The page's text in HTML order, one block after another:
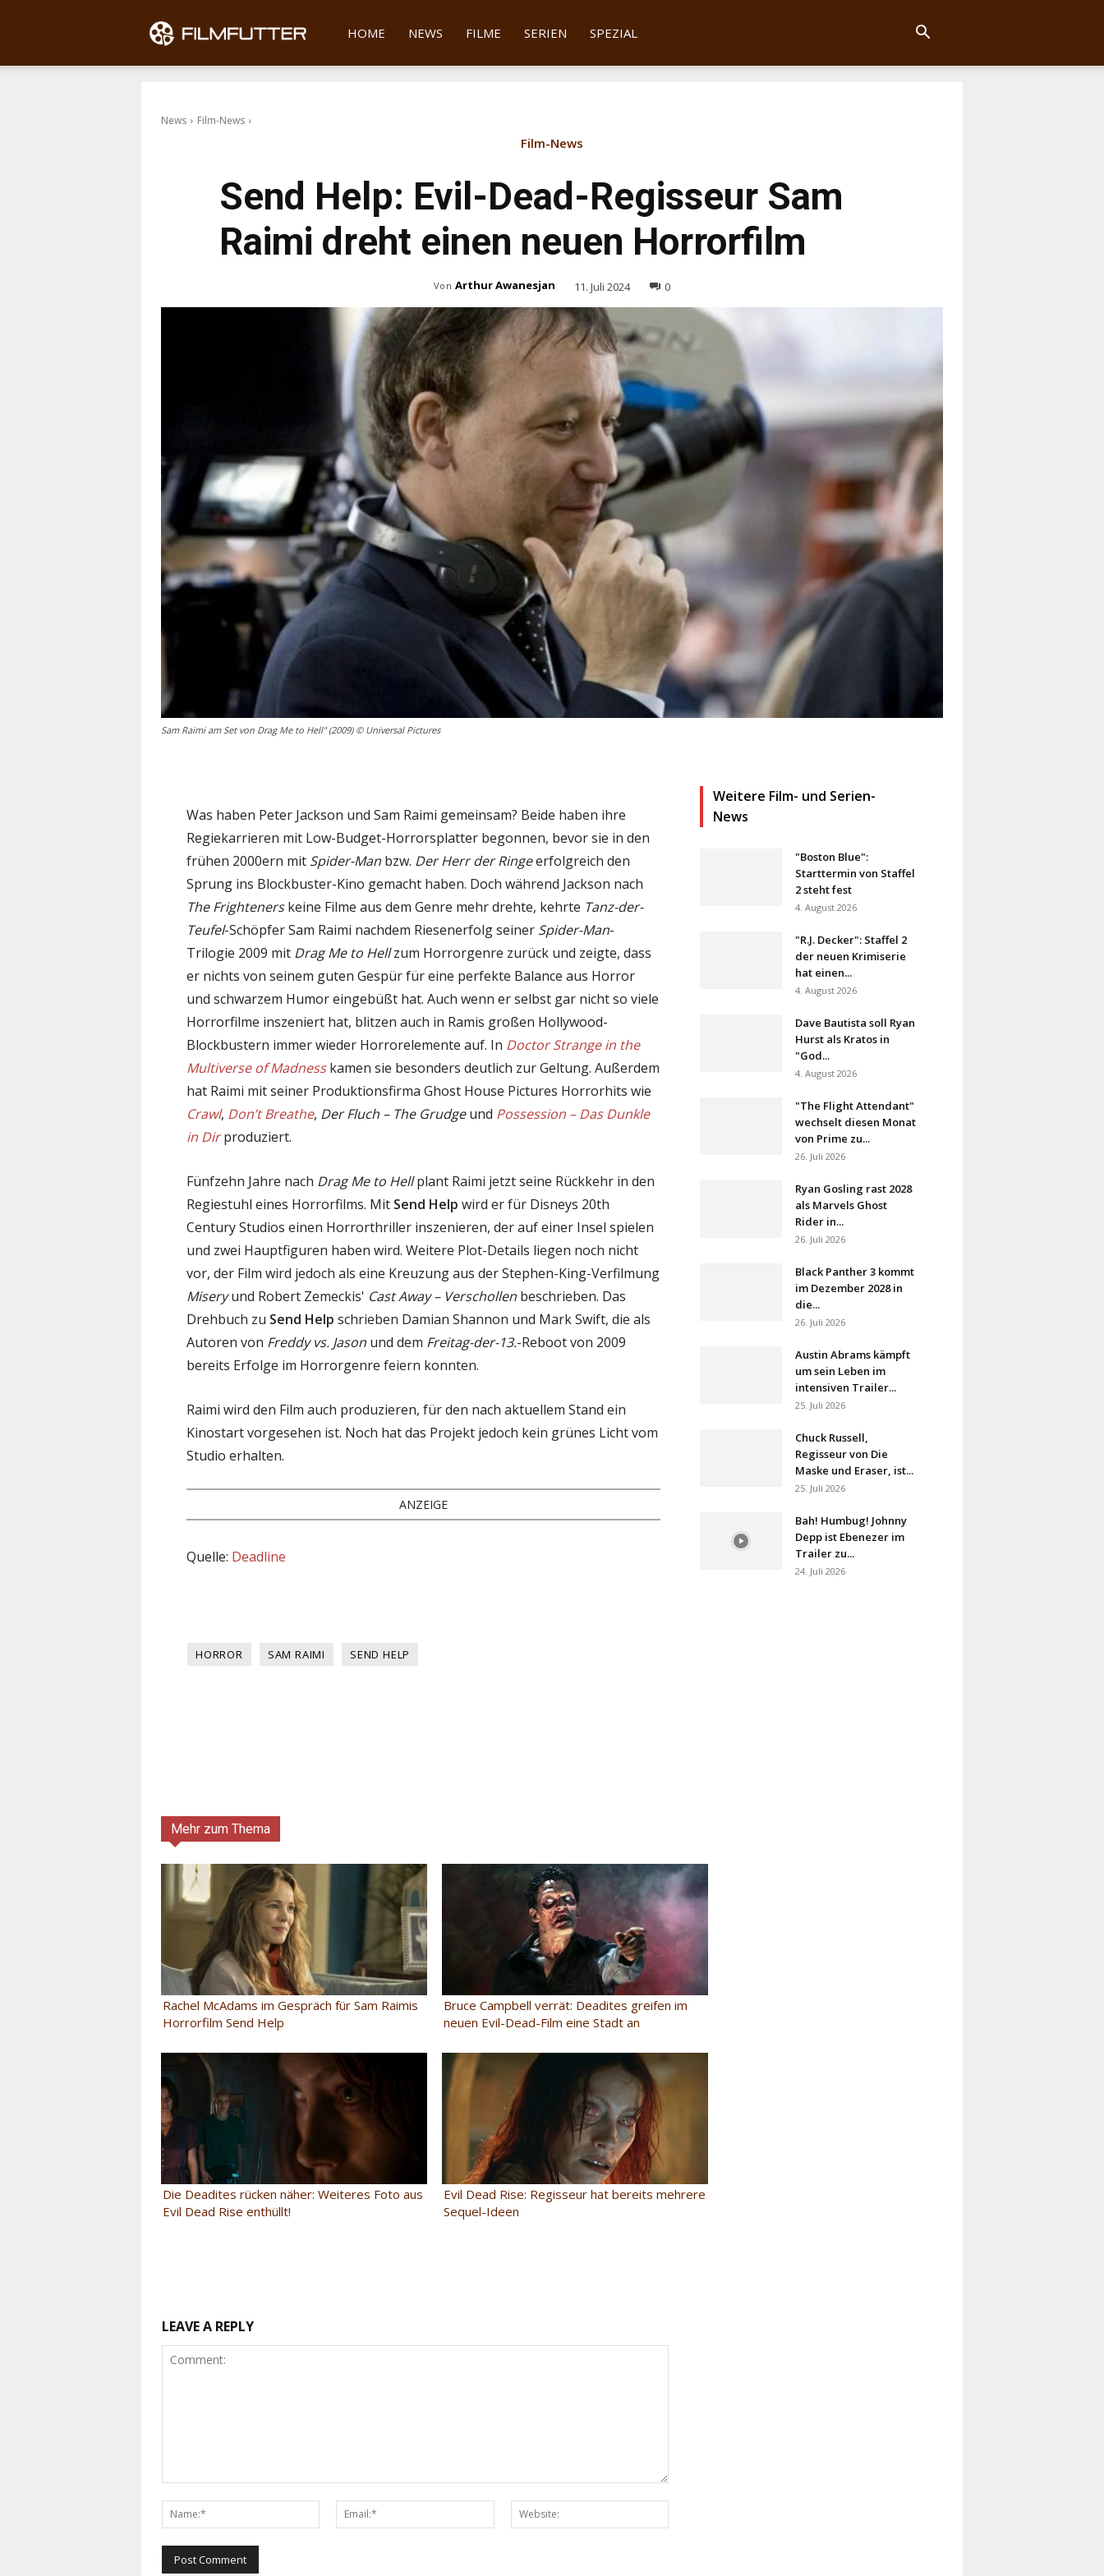
Filmfutter
HOME NEWS FILME SERIEN SPEZIAL
News Film-News
Film-News
Send Help: Evil-Dead-Regisseur Sam
Raimi dreht einen neuen Horrorfilm
Von Arthur Awanesjan 11. Juli 2024 0
Sam Raimi am Set von Drag Me to Hell" (2009) © Universal Pictures
Was haben Peter Jackson und Sam Raimi gemeinsam? Beide haben ihre
Regiekarrieren mit Low-Budget-Horrorsplatter begonnen, bevor sie in den
frühen 2000ern mit Spider-Man bzw. Der Herr der Ringeerfolgreich den
Sprung ins Blockbuster-Kino gemacht haben. Doch während Jackson nach
The Frightenerskeine Filme aus dem Genre mehr drehte, kehrte Tanz-der-
Teufel-Schöpfer Sam Raimi nachdem Riesenerfolg seiner Spider-Man-
Trilogie 2009 mit Drag Me to Hellzum Horrorgenre zurück und zeigte, dass
er nichts von seinem guten Gespür für eine perfekte Balance aus Horror
und schwarzem Humor eingebüßt hat. Auch wenn er selbst gar nicht so viele
Horrorfilme inszeniert hat, blitzen auch in Ramis großen Hollywood-
Blockbustern immer wieder Horrorelemente auf. In Doctor Strange in the
Multiverse of Madnesskamen sie besonders deutlich zur Geltung. Außerdem
hat Raimi mit seiner Produktionsfirma Ghost House Pictures Horrorhits wie
Crawl, Don’t Breathe, Der Fluch – The Grudgeund Possession – Das Dunkle
in Dirproduziert.
Fünfzehn Jahre nach Drag Me to Hellplant Raimi jetzt seine Rückkehr in den
Regiestuhl eines Horrorfilms. Mit Send Help wird er für Disneys 20th
Century Studios einen Horrorthriller inszenieren, der auf einer Insel spielen
und zwei Hauptfiguren haben wird. Weitere Plot-Details liegen noch nicht
vor, der Film wird jedoch als eine Kreuzung aus der Stephen-King-Verfilmung
Miseryund Robert Zemeckis' Cast Away – Verschollen beschrieben. Das
Drehbuch zu Send Help schrieben Damian Shannon und Mark Swift, die als
Autoren von Freddy vs. Jason und dem Freitag-der-13.-Reboot von 2009
bereits Erfolge im Horrorgenre feiern konnten.
Raimi wird den Film auch produzieren, für den nach aktuellem Stand ein
Kinostart vorgesehen ist. Noch hat das Projekt jedoch kein grünes Licht vom
Studio erhalten.
ANZEIGE
Quelle: Deadline
HORROR SAM RAIMI SEND HELP
Weitere Film- und Serien-
News
"Boston Blue":
Starttermin von Staffel
2 steht fest
4. August 2026
"R.J. Decker": Staffel 2
der neuen Krimiserie
hat einen...
4. August 2026
Dave Bautista soll Ryan
Hurst als Kratos in
"God...
4. August 2026
"The Flight Attendant"
wechselt diesen Monat
von Prime zu...
26. Juli 2026
Ryan Gosling rast 2028
als Marvels Ghost
Rider in...
26. Juli 2026
Black Panther 3 kommt
im Dezember 2028 in
die...
26. Juli 2026
Austin Abrams kämpft
um sein Leben im
intensiven Trailer...
25. Juli 2026
Chuck Russell,
Regisseur von Die
Maske und Eraser, ist...
25. Juli 2026
Bah! Humbug! Johnny
Depp ist Ebenezer im
Trailer zu...
24. Juli 2026
Mehr zum Thema
Rachel McAdams im Gespräch für Sam Raimis
Horrorfilm Send Help
Bruce Campbell verrät: Deadites greifen im
neuen Evil-Dead-Film eine Stadt an
Die Deadites rücken näher: Weiteres Foto aus
Evil Dead Rise enthüllt!
Evil Dead Rise: Regisseur hat bereits mehrere
Sequel-Ideen
LEAVE A REPLY
Name:*
Email:*